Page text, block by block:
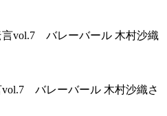
バレーバール 木村沙織さ